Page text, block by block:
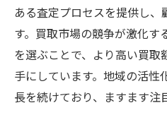
ある査定プロセスを提供し、
す。買取市場の競争が激化す
を選ぶことで、より高い買取
手にしています。地域の活
長を続けており、ますます注